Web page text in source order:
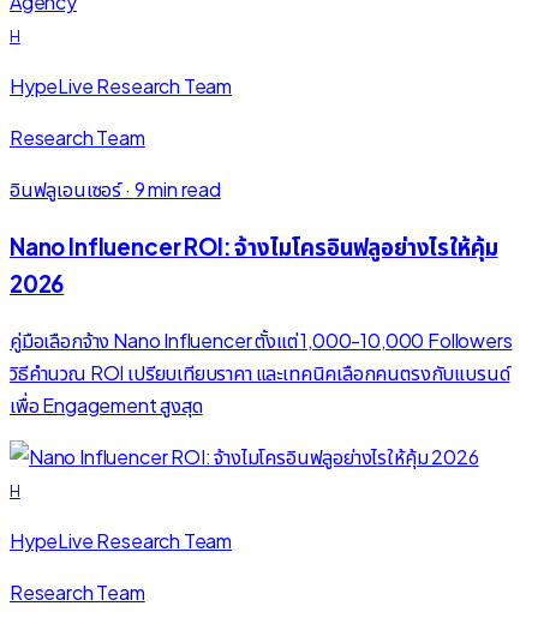
H
HypeLive Research Team
Research Team
อินฟลูเอนเซอร์· 9 min read
Nano Influencer ROI: จ้างไมโครอินฟลูอย่างไรให้คุ้ม
2026
คู่มือเลือกจ้าง Nano Influencer ตั้งแต่ 1,000-10,000 Followers
วิธีคำนวณ ROI เปรียบเทียบราคา และเทคนิคเลือกคนตรงกับแบรนด์
เพื่อ Engagement สูงสุด
H
HypeLive Research Team
Research Team